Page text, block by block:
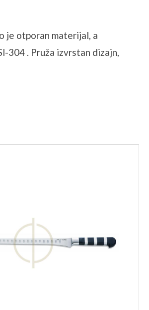
je otporan materijal, a
304 . Pruža izvrstan dizajn,